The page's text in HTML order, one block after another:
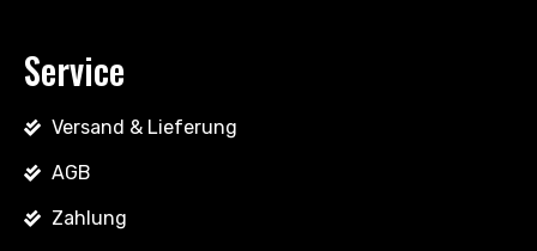
Service
Versand & Lieferung
AGB
Zahlung